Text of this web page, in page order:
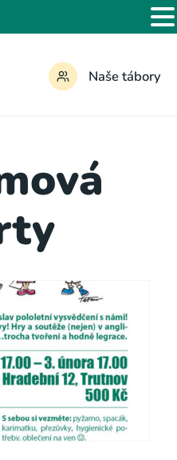
Naše tábory